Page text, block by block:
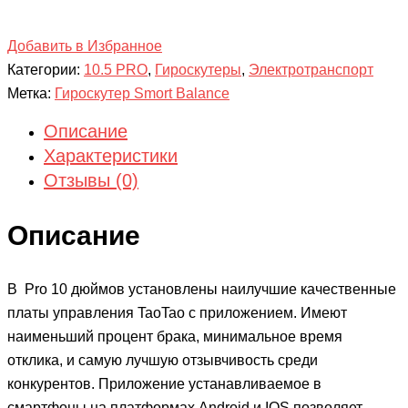
Добавить в Избранное
Категории: 10.5 PRO, Гироскутеры, Электротранспорт
Метка: Гироскутер Smort Balance
Описание
Характеристики
Отзывы (0)
Описание
В Pro 10 дюймов установлены наилучшие качественные
платы управления TaoTao с приложением. Имеют
наименьший процент брака, минимальное время
отклика, и самую лучшую отзывчивость среди
конкурентов. Приложение устанавливаемое в